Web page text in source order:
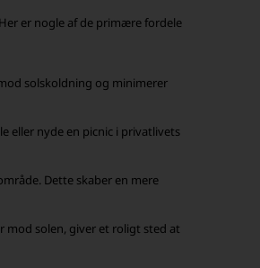
er nogle af de primære fordele
solskoldning og minimerer
eller nyde en picnic i privatlivets
Dette skaber en mere
solen, giver et roligt sted at